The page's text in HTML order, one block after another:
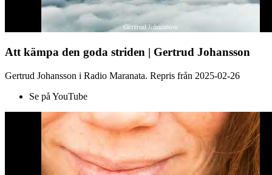
Att kämpa den goda striden | Gertrud Johansson
Gertrud Johansson i Radio Maranata. Repris från 2025-02-26
Se på YouTube